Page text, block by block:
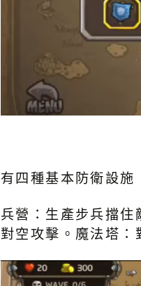
有四種基本防衛設施
兵營：生產步兵擋
對空攻擊。魔法塔